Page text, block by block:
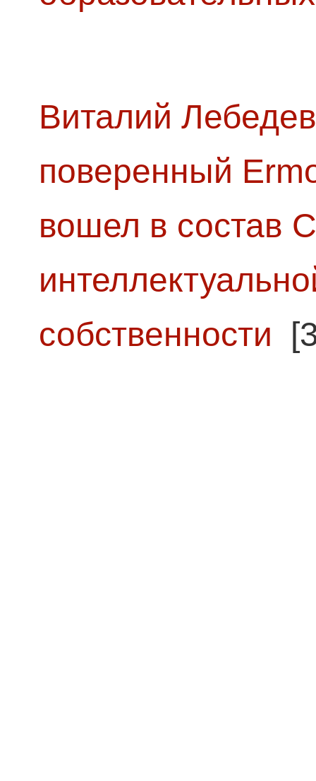
Виталий
поверенный
вошел в состав
собственности